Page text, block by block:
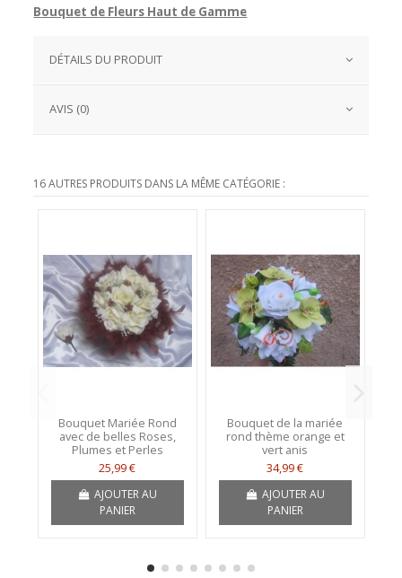
Bouquet de Fleurs Haut de Gamme
DÉTAILS DU PRODUIT
AVIS (0)
16 AUTRES PRODUITS DANS LA MÊME CATÉGORIE :
Bouquet Mariée Rond
avec de belles Roses,
Plumes et Perles
25,99 €
AJOUTER AU
PANIER
Bouquet de la mariée
rond thème orange et
vert anis
34,99 €
AJOUTER AU
PANIER